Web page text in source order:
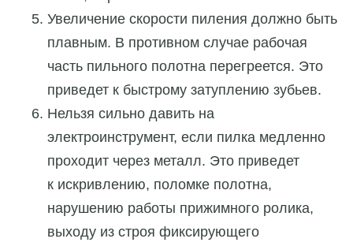
Увеличение скорости пиления должно быть
плавным. В противном случае рабочая
часть пильного полотна перегреется. Это
приведет к быстрому затуплению зубьев.
Нельзя сильно давить на
электроинструмент, если пилка медленно
проходит через металл. Это приведет
к искривлению, поломке полотна,
нарушению работы прижимного ролика,
выходу из строя фиксирующего